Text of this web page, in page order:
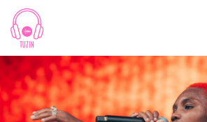
Skip
content